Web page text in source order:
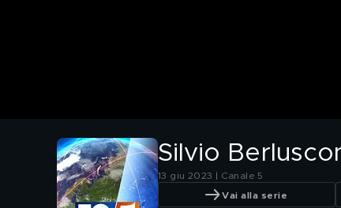
Silvio
13 giu 2023 | Canale 5
Vai alla serie